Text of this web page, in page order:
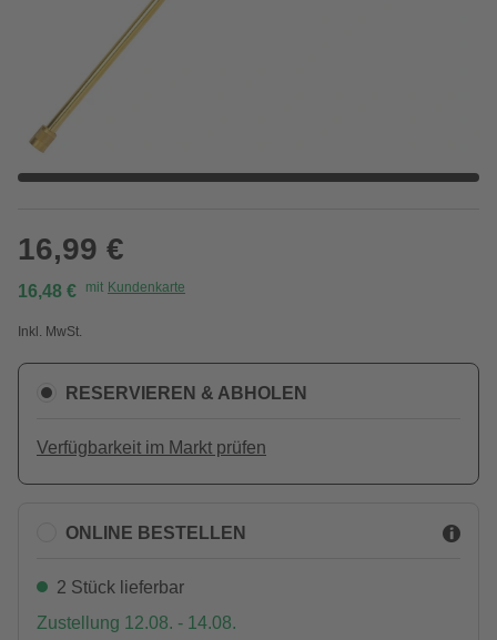
16,99 €
16,48 € mit Kundenkarte
Inkl. MwSt.
RESERVIEREN & ABHOLEN
Verfügbarkeit im Markt prüfen
ONLINE BESTELLEN
2 Stück lieferbar
Zustellung 12.08. - 14.08.